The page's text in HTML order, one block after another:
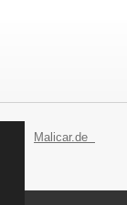
Malicar.de